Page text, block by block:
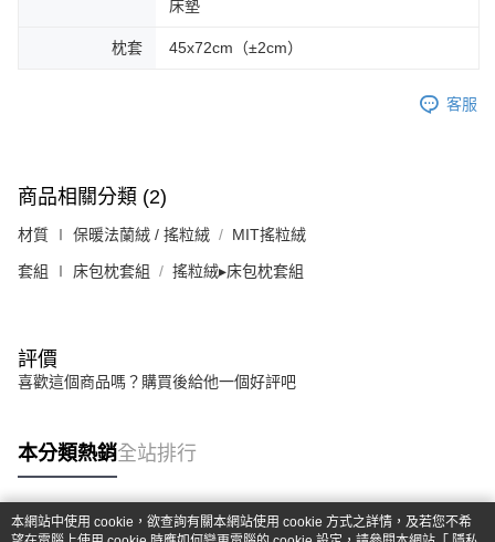
床墊
枕套 45x72cm（±2cm）
客服
商品相關分類 (2)
材質 ∣ 保暖法蘭絨 / 搖粒絨 MIT搖粒絨
套組 ∣ 床包枕套組 搖粒絨▸床包枕套組
評價
喜歡這個商品嗎？購買後給他一個好評吧
本分類熱銷全站排行
本網站中使用 cookie，欲查詢有關本網站使用 cookie 方式之詳情，及若您不希